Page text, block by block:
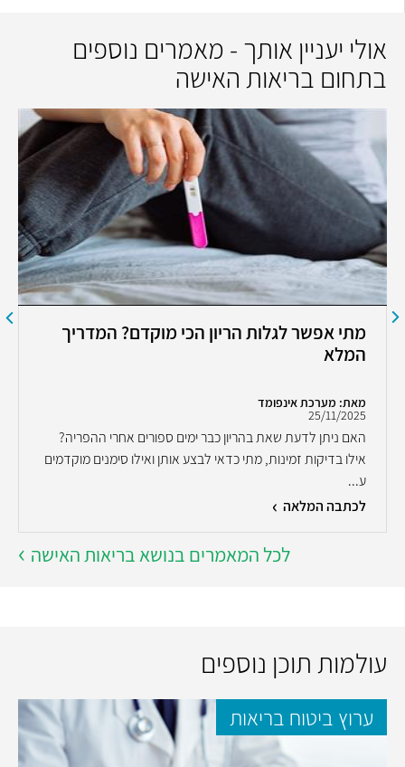
אולי יעניין אותך - מאמרים נוספים
בתחום בריאות האישה
מתי אפשר לגלות הריון הכי מוקדם? המדריך
המלא
מאת: מערכת אינפומד
25/11/2025
האם ניתן לדעת שאת בהריון כבר ימים ספורים אחרי ההפריה?
אילו בדיקות זמינות, מתי כדאי לבצע אותן ואילו סימנים מוקדמים
ע...
לכתבה המלאה
לכל המאמרים בנושא בריאות האישה
עולמות תוכן נוספים
ערוץ ביטוח בריאות